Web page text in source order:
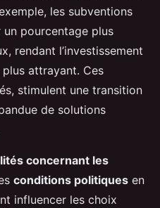
les subventions
pourcentage plus
rendant l’investissement
attrayant. Ces
stimulent une transition
de solutions
concernant les
conditions politiques en
influencer les choix